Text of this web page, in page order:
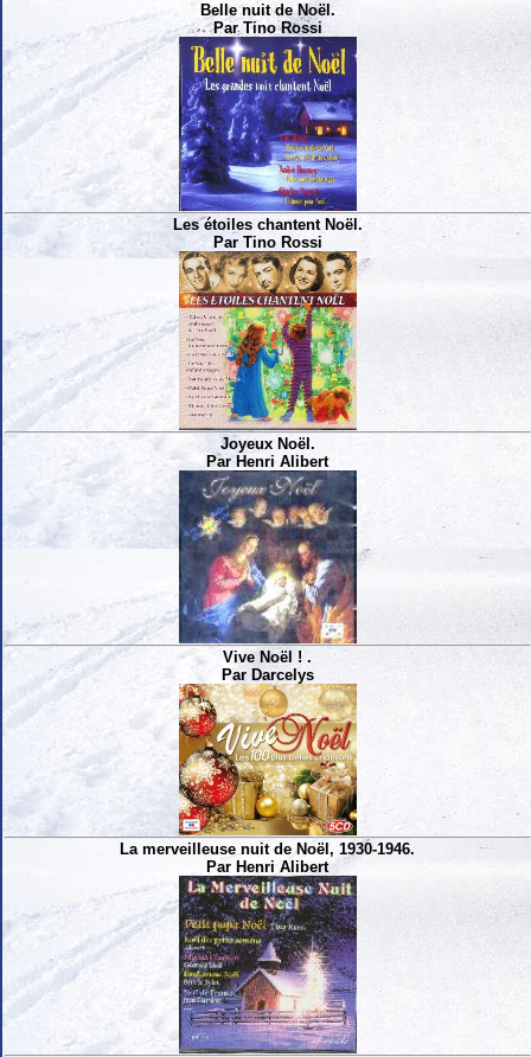
Belle nuit de Noël.
Par Tino Rossi
Les étoiles chantent Noël.
Par Tino Rossi
Joyeux Noël.
Par Henri Alibert
Vive Noël ! .
Par Darcelys
La merveilleuse nuit de Noël, 1930-1946.
Par Henri Alibert